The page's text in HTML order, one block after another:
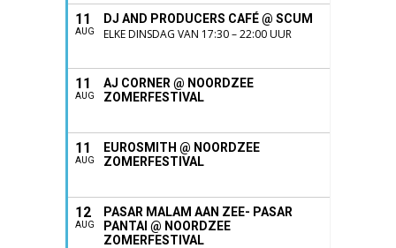
11
AUG
DJ AND PRODUCERS CAFÉ @ SCUM
ELKE DINSDAG VAN 17:30 – 22:00 UUR
11
AUG
AJ CORNER @ NOORDZEE
ZOMERFESTIVAL
11
AUG
EUROSMITH @ NOORDZEE
ZOMERFESTIVAL
12
AUG
PASAR MALAM AAN ZEE- PASAR
PANTAI @ NOORDZEE
ZOMERFESTIVAL